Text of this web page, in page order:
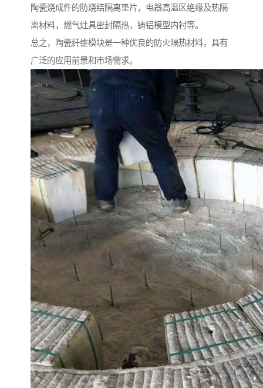
陶瓷烧成件的防烧结隔离垫片，电器高温区绝缘及热隔
离材料，燃气灶具密封隔热，铸铝模型内衬等。
总之，陶瓷纤维模块是一种优良的防火隔热材料，具有
广泛的应用前景和市场需求。